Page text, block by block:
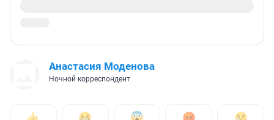
Анастасия Моденова
Ночной корреспондент